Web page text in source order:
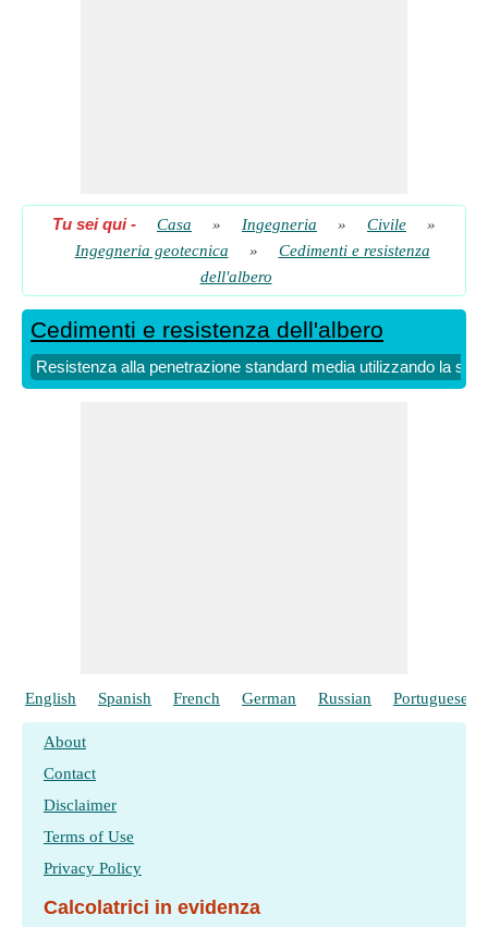
Tu sei qui- Casa » Ingegneria » Civile
»
Ingegneria geotecnica
»
Cedimenti e resistenza
dell'albero
Cedimenti e resistenza dell'albero
Resistenza alla penetrazione standard media utilizzando la
English Spanish French German Russian Portuguese
About
Contact
Disclaimer
Terms of Use
Privacy Policy
Calcolatrici in evidenza